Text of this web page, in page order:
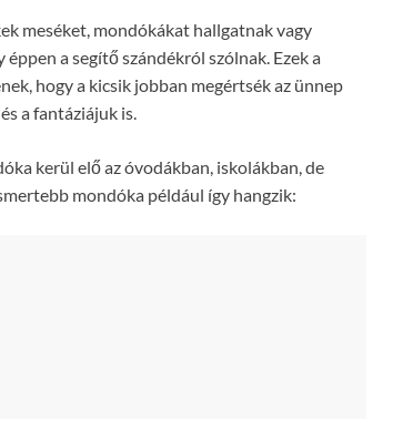
meséket, mondókákat hallgatnak vagy
a segítő szándékról szólnak. Ezek a
hogy a kicsik jobban megértsék az ünnep
a fantáziájuk is.
kerül elő az óvodákban, iskolákban, de
mondóka például így hangzik: